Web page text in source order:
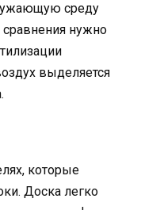
среду
нужно
выделяется
которые
Доска легко